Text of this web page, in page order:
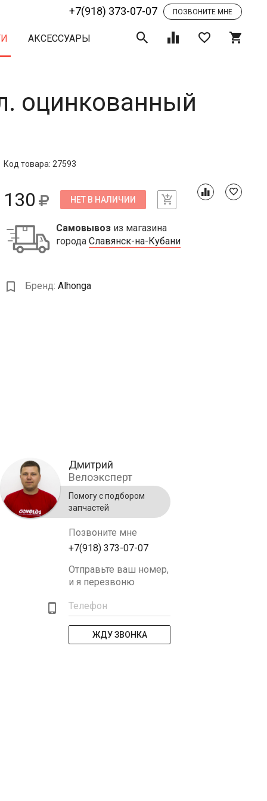
+7(918) 373-07-07 ПОЗВОНИТЕ МНЕ
АКСЕССУАРЫ
оцинкованный
Код товара: 27593
130 НЕТ В НАЛИЧИИ
Самовывоз из магазина
города Славянск-на-Кубани
Бренд: Alhonga
Дмитрий
Велоэксперт
Помогу с подбором
запчастей
Позвоните мне
+7(918) 373-07-07
Отправьте ваш номер,
и я перезвоню
Телефон
ЖДУ ЗВОНКА